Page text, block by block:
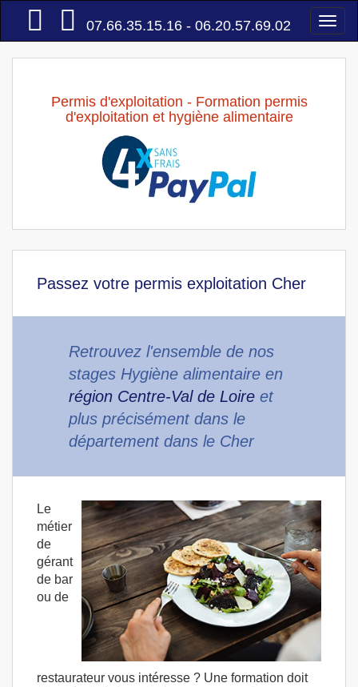
Accueil
07.66.35.15.16 - 06.20.57.69.02
Permis d'exploitation - Formation permis
d'exploitation et hygiène alimentaire
Passez votre permis exploitation Cher
Retrouvez l'ensemble de nos
stages Hygiène alimentaire en
région Centre-Val de Loire et
plus précisément dans le
département dans le Cher
Le
métier
de
gérant
de bar
ou de
restaurateur vous intéresse ? Une formation doit